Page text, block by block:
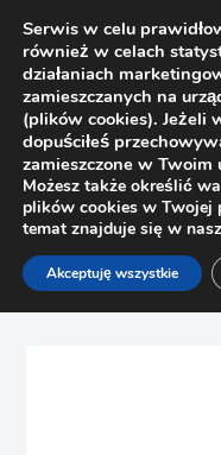
Strona główna
Boki szuflady
Serwis w celu
również w celach
działaniach
zamieszczanych na
(plików cookies). Jeżeli
dopuściłeś
zamieszczone w
Możesz także określić
plików cookies w Twojej
temat znajduje się w
Akceptuję wszystkie